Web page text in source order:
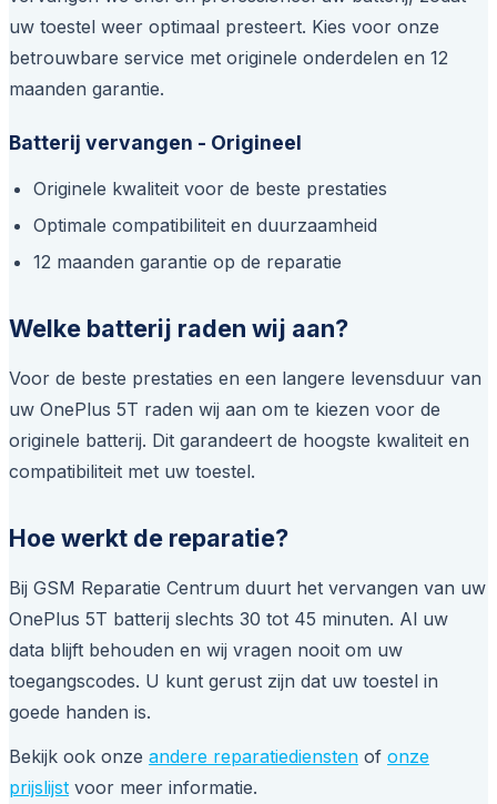
uw toestel weer optimaal presteert. Kies voor onze
betrouwbare service met originele onderdelen en 12
maanden garantie.
Batterij vervangen - Origineel
Originele kwaliteit voor de beste prestaties
Optimale compatibiliteit en duurzaamheid
12 maanden garantie op de reparatie
Welke batterij raden wij aan?
Voor de beste prestaties en een langere levensduur van
uw OnePlus 5T raden wij aan om te kiezen voor de
originele batterij. Dit garandeert de hoogste kwaliteit en
compatibiliteit met uw toestel.
Hoe werkt de reparatie?
Bij GSM Reparatie Centrum duurt het vervangen van uw
OnePlus 5T batterij slechts 30 tot 45 minuten. Al uw
data blijft behouden en wij vragen nooit om uw
toegangscodes. U kunt gerust zijn dat uw toestel in
goede handen is.
Bekijk ook onze andere reparatiediensten of onze
prijslijst voor meer informatie.